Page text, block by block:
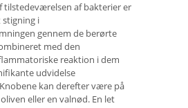
tilstedeværelsen af ​​bakterier er
i
gennem de berørte
med den
reaktion i dem
udvidelse
kan derefter være på
eller en valnød. En let